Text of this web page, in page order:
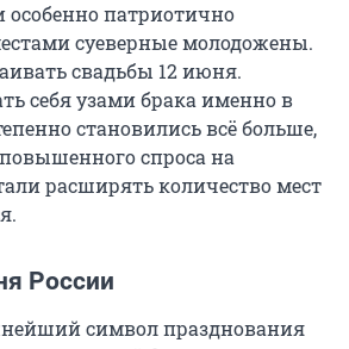
особенно патриотично
суеверные молодожены.
свадьбы 12 июня.
себя узами брака именно в
становились всё больше,
спроса на
расширять количество мест
России
символ празднования